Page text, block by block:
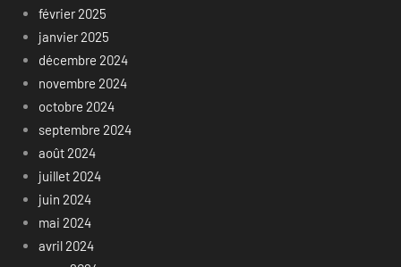
février 2025
janvier 2025
décembre 2024
novembre 2024
octobre 2024
septembre 2024
août 2024
juillet 2024
juin 2024
mai 2024
avril 2024